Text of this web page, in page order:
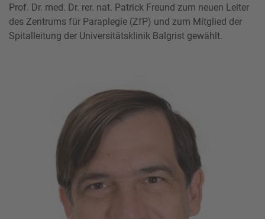
Prof. Dr. med. Dr. rer. nat. Patrick Freund zum neuen Leiter
des Zentrums für Paraplegie (ZfP) und zum Mitglied der
Spitalleitung der Universitätsklinik Balgrist gewählt.